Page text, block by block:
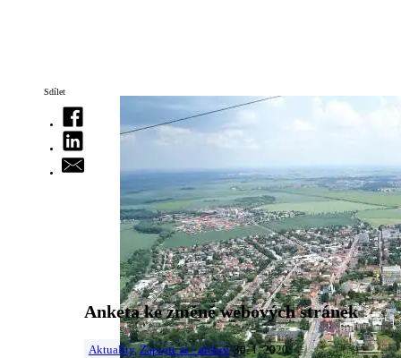
Sdílet
Anketa ke změně webových stránek
Aktuality,Zapojte se - archiv 30. 1. 2020